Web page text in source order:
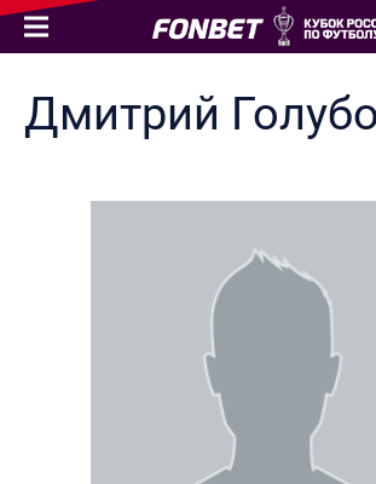
Дмитрий